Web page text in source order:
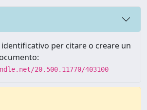
per citare o creare un
20.500.11770/403100